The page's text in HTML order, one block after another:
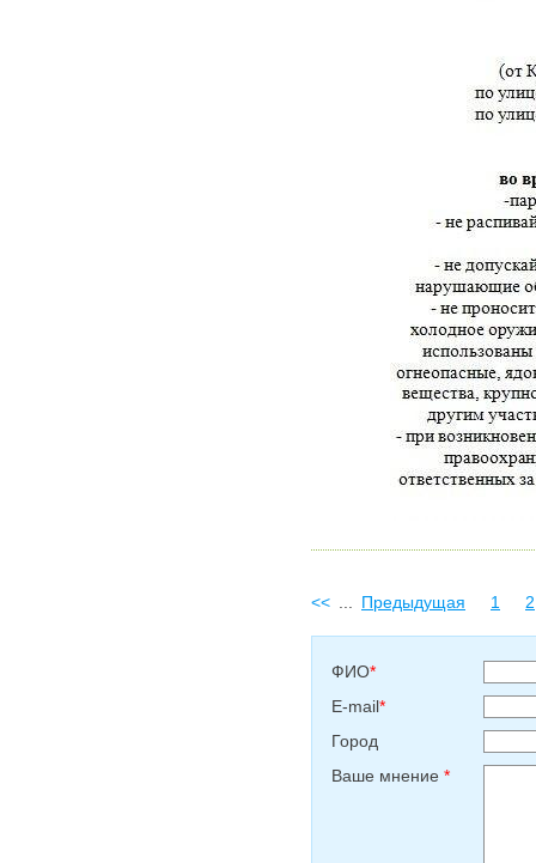
<< Предыдущая 1 2
ФИО*
E-mail*
Город
Ваше мнение *